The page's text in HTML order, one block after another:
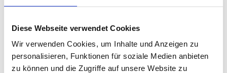
Diese Webseite verwendet Cookies
Wir verwenden Cookies, um Inhalte und Anzeigen zu
personalisieren, Funktionen für soziale Medien anbieten
zu können und die Zugriffe auf unsere Website zu
und Informationen werden durch die (Andreas Walraph
ausgewertet, den Datenschutz und die Datensicherheit in
unserem Unternehmen zu erhöhen, um letztlich ein optimales
Schutzniveau für die von uns verarbeiteten personenbezogenen
Daten sicherzustellen. Die anonymen Daten der Server-Logfiles